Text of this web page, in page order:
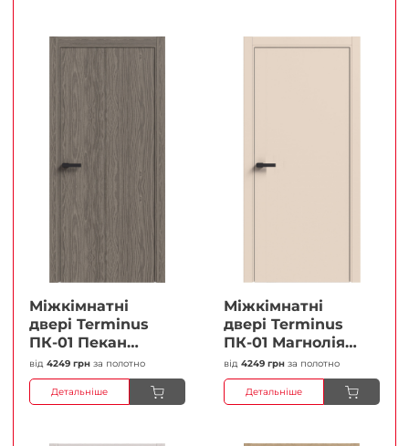
Міжкімнатні
двері Terminus
ПК-01 Пекан
Глухі Плівка
від 4249 грн за полотно
Детальніше
Міжкімнатні
двері Terminus
ПК-01 Магнолія
Глухі Плівка
від 4249 грн за полотно
Детальніше